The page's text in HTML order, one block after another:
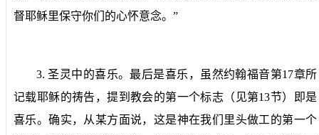
督耶稣里保守你们的心怀意念。”
3.圣灵中的喜乐。最后是喜乐，虽然约翰福音第17章所
记载耶稣的祷告，提到教会的第一个标志（见第13节）即是
喜乐。确实，从某方面说，这是神在我们里头做工的第一个